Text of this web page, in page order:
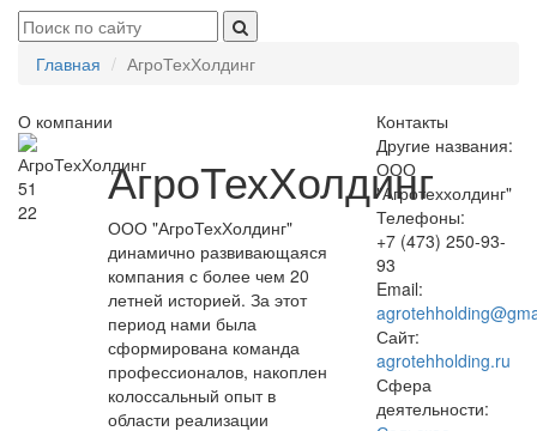
Главная АгроТехХолдинг
О компании
51
22
АгроТехХолдинг
ООО "АгроТехХолдинг"
динамично развивающаяся
компания с более чем 20
летней историей. За этот
период нами была
сформирована команда
профессионалов, накоплен
колоссальный опыт в
области реализации
Контакты
Другие названия:
ООО
"Агротеххолдинг"
Телефоны:
+7 (473) 250-93-
93
Email:
Сайт:
agrotehholding.ru
Сфера
деятельности: